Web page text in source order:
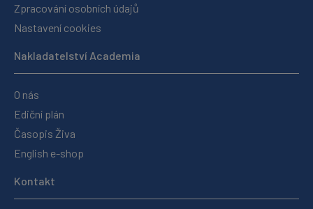
Zpracování osobních údajů
Nastavení cookies
Nakladatelství Academia
O nás
Ediční plán
Časopis Živa
English e-shop
Kontakt